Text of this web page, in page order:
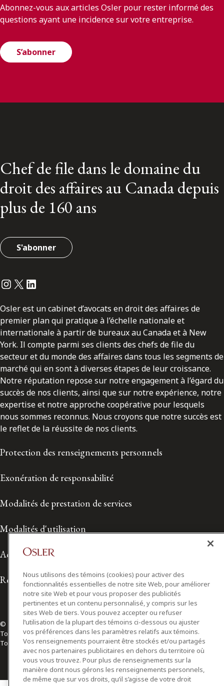
Abonnez-vous aux articles Osler pour rester informé des
questions ayant une incidence sur votre entreprise.
S’abonner
Chef de file dans le domaine du
droit des affaires au Canada depuis
plus de 160 ans
S'abonner
Instagram
Twitter
LinkedIn
Osler est un cabinet d’avocats en droit des affaires de
premier plan qui pratique à l’échelle nationale et
internationale à partir de bureaux au Canada et à New
York. Il compte parmi ses clients des chefs de file du
secteur et du monde des affaires dans tous les segments de
marché qui en sont à diverses étapes de leur croissance.
Notre réputation repose sur notre engagement à l’égard du
succès de nos clients, ainsi que sur notre expérience, notre
expertise et notre approche coopérative pour lesquels
nous sommes reconnus. Nous croyons que notre succès est
le reflet de la réussite de nos clients.
Protection des renseignements personnels
Exonération de responsabilité
Modalités de prestation de services
Modalités d'utilisation
Accessibilité
Relations avec les médias
© 2026 Osler, Hoskin & Harcourt S.E.N.C.R.L./s.r.l.
Tous droits réservés
Toronto | Montréal | Calgary | Vancouver | Ottawa | New York
Nous utilisons des témoins (cookies) pour activer des
fonctionnalités essentielles de notre site Web, pour améliorer
notre site Web et pour vous proposer des publicités
pertinentes et un contenu personnalisé, y compris sur les
sites Web de tiers. Vous pouvez accepter ou refuser
l’utilisation de la plupart des témoins ci-dessous ou ajuster
vos préférences dans les paramètres relatifs aux témoins.
Vos renseignements pourraient être stockés et/ou partagés
avec nos partenaires publicitaires en dehors du territoire où
vous vous trouvez. Pour plus de renseignements sur la
manière dont nous gérons les renseignements personnels,
de même que sur vos droits, qu’il s’agisse de votre droit